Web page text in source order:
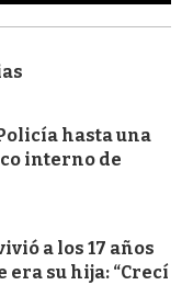
hasta una
interno de
a los 17 años
era su hija: “Crecí